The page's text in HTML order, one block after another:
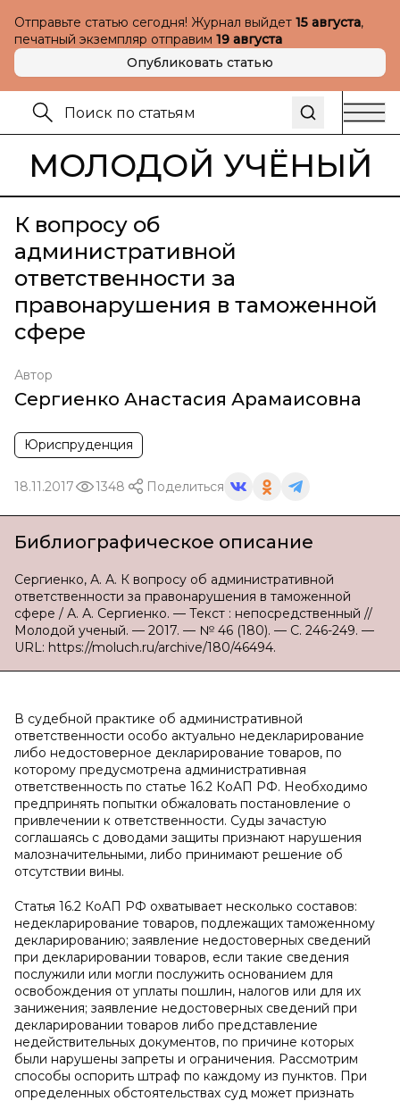
Отправьте статью сегодня! Журнал выйдет 15 августа,
печатный экземпляр отправим 19 августа
Опубликовать статью
МОЛОДОЙ УЧЁНЫЙ
К вопросу об
административной
ответственности за
правонарушения в таможенной
сфере
Автор
Сергиенко Анастасия Арамаисовна
Юриспруденция
18.11.2017 1348 Поделиться
Библиографическое описание
Сергиенко, А. А. К вопросу об административной
ответственности за правонарушения в таможенной
сфере / А. А. Сергиенко. — Текст : непосредственный //
Молодой ученый. — 2017. — № 46 (180). — С. 246-249. —
URL: https://moluch.ru/archive/180/46494.
В судебной практике об административной
ответственности особо актуально недекларирование
либо недостоверное декларирование товаров, по
которому предусмотрена административная
ответственность по статье 16.2 КоАП РФ. Необходимо
предпринять попытки обжаловать постановление о
привлечении к ответственности. Суды зачастую
соглашаясь с доводами защиты признают нарушения
малозначительными, либо принимают решение об
отсутствии вины.
Статья 16.2 КоАП РФ охватывает несколько составов:
недекларирование товаров, подлежащих таможенному
декларированию; заявление недостоверных сведений
при декларировании товаров, если такие сведения
послужили или могли послужить основанием для
освобождения от уплаты пошлин, налогов или для их
занижения; заявление недостоверных сведений при
декларировании товаров либо представление
недействительных документов, по причине которых
были нарушены запреты и ограничения. Рассмотрим
способы оспорить штраф по каждому из пунктов. При
определенных обстоятельствах суд может признать